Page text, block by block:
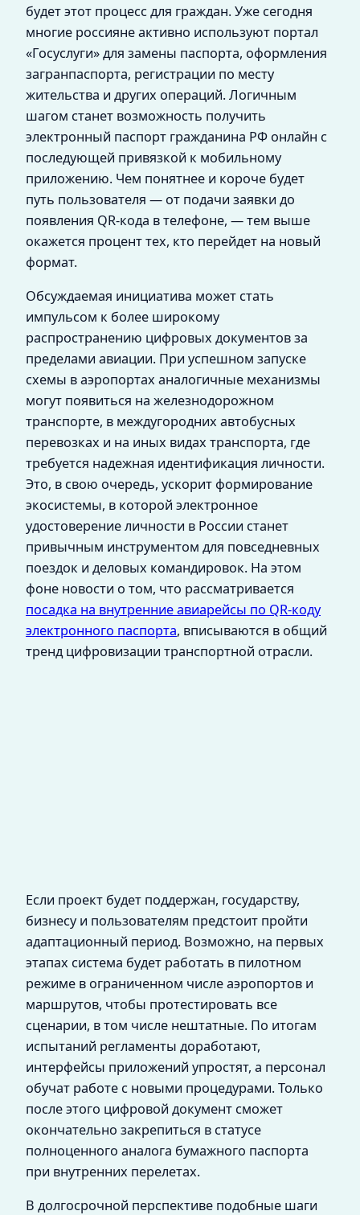
будет этот процесс для граждан. Уже сегодня
многие россияне активно используют портал
«Госуслуги» для замены паспорта, оформления
загранпаспорта, регистрации по месту
жительства и других операций. Логичным
шагом станет возможность получить
электронный паспорт гражданина РФ онлайн с
последующей привязкой к мобильному
приложению. Чем понятнее и короче будет
путь пользователя — от подачи заявки до
появления QR-кода в телефоне, — тем выше
окажется процент тех, кто перейдет на новый
формат.
Обсуждаемая инициатива может стать
импульсом к более широкому
распространению цифровых документов за
пределами авиации. При успешном запуске
схемы в аэропортах аналогичные механизмы
могут появиться на железнодорожном
транспорте, в междугородних автобусных
перевозках и на иных видах транспорта, где
требуется надежная идентификация личности.
Это, в свою очередь, ускорит формирование
экосистемы, в которой электронное
удостоверение личности в России станет
привычным инструментом для повседневных
поездок и деловых командировок. На этом
фоне новости о том, что рассматривается
посадка на внутренние авиарейсы по QR-коду
электронного паспорта, вписываются в общий
тренд цифровизации транспортной отрасли.
Если проект будет поддержан, государству,
бизнесу и пользователям предстоит пройти
адаптационный период. Возможно, на первых
этапах система будет работать в пилотном
режиме в ограниченном числе аэропортов и
маршрутов, чтобы протестировать все
сценарии, в том числе нештатные. По итогам
испытаний регламенты доработают,
интерфейсы приложений упростят, а персонал
обучат работе с новыми процедурами. Только
после этого цифровой документ сможет
окончательно закрепиться в статусе
полноценного аналога бумажного паспорта
при внутренних перелетах.
В долгосрочной перспективе подобные шаги